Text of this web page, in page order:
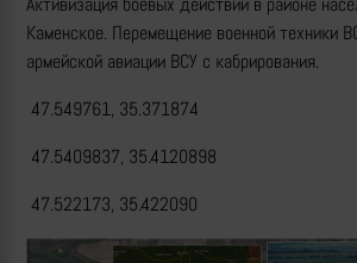
Каменское. Перемещение военной техники
армейской авиации ВСУ с кабрирования.
47.549761, 35.371874
47.5409837, 35.4120898
47.522173, 35.422090